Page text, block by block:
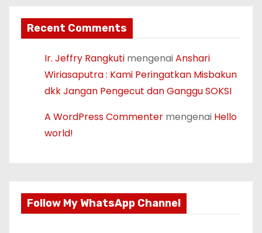
Recent Comments
Ir. Jeffry Rangkuti mengenaiAnshari
Wiriasaputra : Kami Peringatkan Misbakun
dkk Jangan Pengecut dan Ganggu SOKSI
A WordPress Commenter mengenai Hello
world!
Follow My WhatsApp Channel